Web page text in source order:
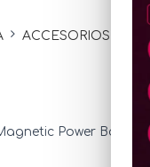
ACCESORIOS